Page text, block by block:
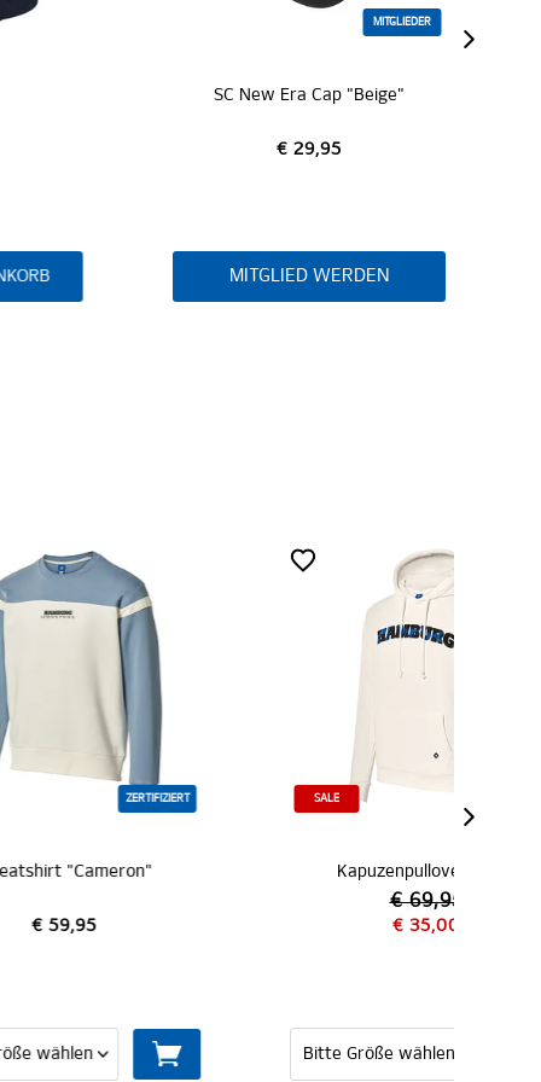
MITGLIEDER
SC New Era Cap "Beige"
€ 29,95
MITGLIED WERDEN
SALE
Kapuzenpullover "Arn"